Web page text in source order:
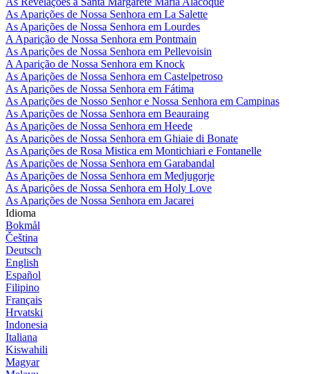
As Aparições de Nossa Senhora em La Salette
As Aparições de Nossa Senhora em Lourdes
A Aparição de Nossa Senhora em Pontmain
As Aparições de Nossa Senhora em Pellevoisin
A Aparição de Nossa Senhora em Knock
As Aparições de Nossa Senhora em Castelpetroso
As Aparições de Nossa Senhora em Fátima
As Aparições de Nosso Senhor e Nossa Senhora em Campinas
As Aparições de Nossa Senhora em Beauraing
As Aparições de Nossa Senhora em Heede
As Aparições de Nossa Senhora em Ghiaie di Bonate
As Aparições de Rosa Mistica em Montichiari e Fontanelle
As Aparições de Nossa Senhora em Garabandal
As Aparições de Nossa Senhora em Medjugorje
As Aparições de Nossa Senhora em Holy Love
As Aparições de Nossa Senhora em Jacarei
Idioma
Bokmål
Čeština
Deutsch
English
Español
Filipino
Français
Hrvatski
Indonesia
Italiana
Kiswahili
Magyar